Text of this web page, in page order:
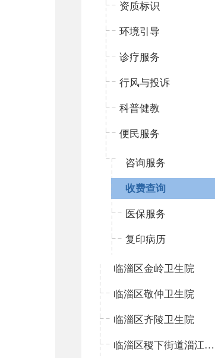
资质标识
环境引导
诊疗服务
行风与投诉
科普健教
便民服务
咨询服务
收费查询
医保服务
复印病历
临淄区金岭卫生院
临淄区敬仲卫生院
临淄区齐陵卫生院
临淄区稷下街道淄江社区卫生服务中心